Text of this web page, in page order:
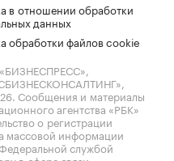
в отношении обработки
данных
обработки файлов cookie
. Сообщения и материалы
агентства «РБК»
о регистрации
массовой информации
службой